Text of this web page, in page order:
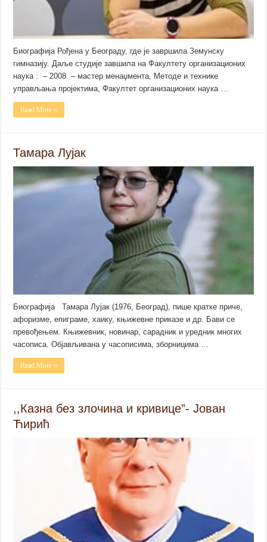
Биографија Рођена у Београду, где је завршила Земунску
гимназију. Даље студије завшила на Факултету организационих
наука : – 2008. – мастер менаџмента, Методе и технике
управљања пројектима, Факултет организационих наука …
Read More »
Тамара Лујак
Биографија Тамара Лујак (1976, Београд), пише кратке приче,
афоризме, епиграме, хаику, књижевне приказе и др. Бави се
превођењем. Књижевник, новинар, сарадник и уредник многих
часописа. Објављивана у часописима, зборницима …
Read More »
,,Казна без злочина и кривице”- Јован
Ћирић